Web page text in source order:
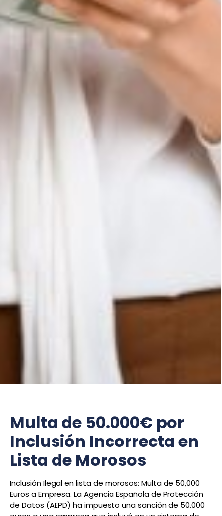
Multa de 50.000€ por
Inclusión Incorrecta en
Lista de Morosos
Inclusión Ilegal en lista de morosos: Multa de 50,000
Euros a Empresa. La Agencia Española de Protección
de Datos (AEPD) ha impuesto una sanción de 50.000